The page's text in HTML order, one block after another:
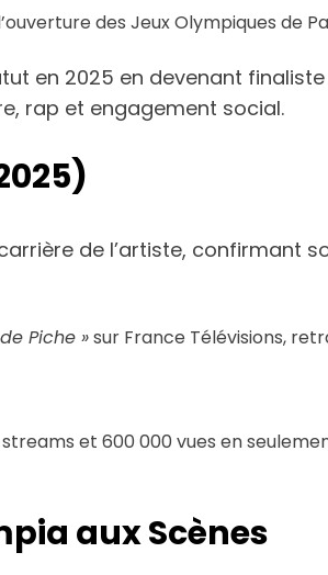
des Jeux Olympiques de
en 2025 en devenant
rap et engagement social.
de l’artiste, confirmant
Piche »sur France Télévisions,
et 600 000 vues en
aux Scènes